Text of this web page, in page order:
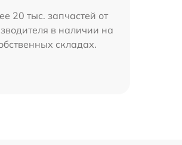
20 тыс. запчастей от
в наличии на
складах.